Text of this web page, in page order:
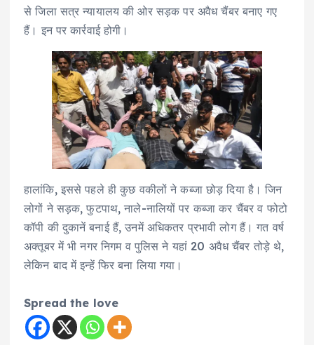
से जिला सत्र न्यायालय की ओर सड़क पर अवैध चैंबर बनाए गए
हैं। इन पर कार्रवाई होगी।
हालांकि, इससे पहले ही कुछ वकीलों ने कब्जा छोड़ दिया है। जिन
लोगों ने सड़क, फुटपाथ, नाले-नालियों पर कब्जा कर चैंबर व फोटो
कॉपी की दुकानें बनाई हैं, उनमें अधिकतर प्रभावी लोग हैं। गत वर्ष
अक्तूबर में भी नगर निगम व पुलिस ने यहां 20 अवैध चैंबर तोड़े थे,
लेकिन बाद में इन्हें फिर बना लिया गया।
Spread the love